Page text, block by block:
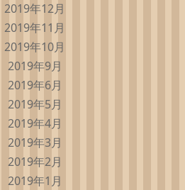
2019年12月
2019年11月
2019年10月
2019年9月
2019年6月
2019年5月
2019年4月
2019年3月
2019年2月
2019年1月